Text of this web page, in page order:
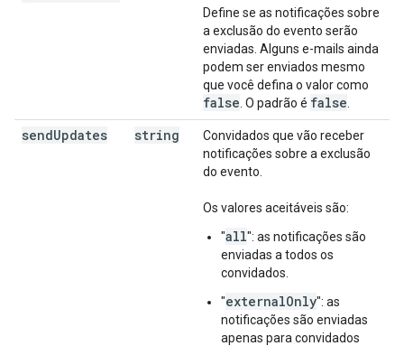
Define se as notificações sobre
a exclusão do evento serão
enviadas. Alguns e-mails ainda
podem ser enviados mesmo
que você defina o valor como
false . O padrão é false
sendUpdates string
Convidados que vão receber
notificações sobre a exclusão
do evento.
Os valores aceitáveis são:
"all": as notificações são
enviadas a todos os
convidados.
"externalOnly": as
notificações são enviadas
apenas para convidados